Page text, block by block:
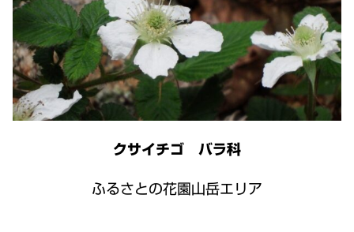
クサイチゴ バラ科
ふるさとの花園山岳エリア